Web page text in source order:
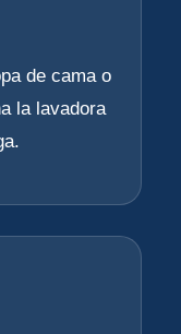
de cama o
la lavadora